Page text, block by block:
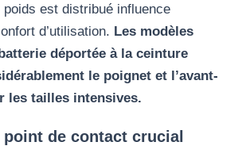
poids est distribué influence
d’utilisation. Les modèles
déportée à la ceinture
le poignet et l’avant-
les tailles intensives.
point de contact crucial